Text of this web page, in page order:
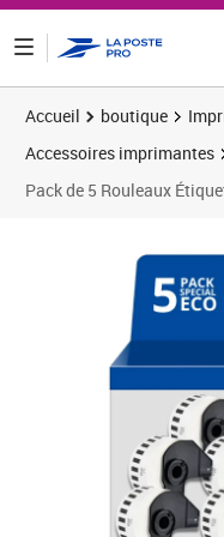
Accueil boutique
Accessoires imprimantes
Pack de 5 Rouleaux